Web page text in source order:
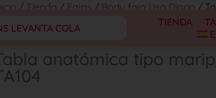
LEVANTA COLA TIENDA
/ Tienda / Fajas / Body faja Uso Diario /
anatómica tipo